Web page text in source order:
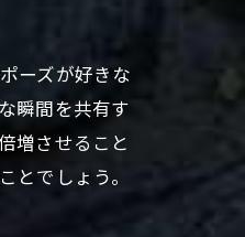
ーズが好きな
瞬間を共有す
増させること
でしょう。